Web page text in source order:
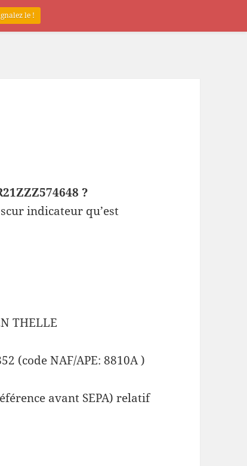
?
indicateur qu’est
THELLE
(code NAF/APE: 8810A )
avant SEPA) relatif
le !